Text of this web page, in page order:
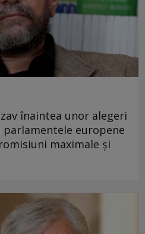
înaintea unor alegeri
europene
maximale și